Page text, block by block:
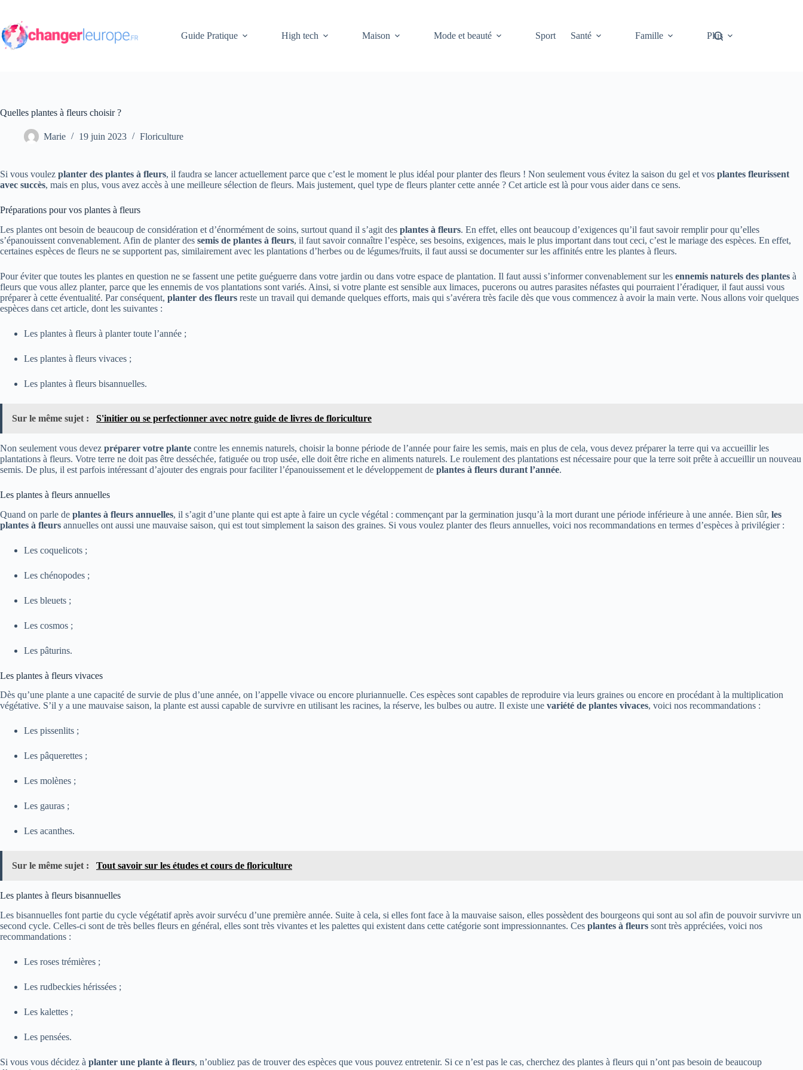
contenu
Guide Pratique
High tech Maison Mode et beauté Sport Santé Famille Plus
Quelles plantes à fleurs choisir ?
Marie 19 juin 2023 Floriculture
Si vous voulez planter des plantes à fleurs, il faudra se lancer actuellement parce que c’est le moment le plus idéal pour planter des fleurs ! Non seulement vous évitez la saison du gel et vos plantes fleurissent
avec succès, mais en plus, vous avez accès à une meilleure sélection de fleurs. Mais justement, quel type de fleurs planter cette année ? Cet article est là pour vous aider dans ce sens.
Préparations pour vos plantes à fleurs
Les plantes ont besoin de beaucoup de considération et d’énormément de soins, surtout quand il s’agit des plantes à fleurs. En effet, elles ont beaucoup d’exigences qu’il faut savoir remplir pour qu’elles
s’épanouissent convenablement. Afin de planter des semis de plantes à fleurs, il faut savoir connaître l’espèce, ses besoins, exigences, mais le plus important dans tout ceci, c’est le mariage des espèces. En effet,
certaines espèces de fleurs ne se supportent pas, similairement avec les plantations d’herbes ou de légumes/fruits, il faut aussi se documenter sur les affinités entre les plantes à fleurs.
Pour éviter que toutes les plantes en question ne se fassent une petite guéguerre dans votre jardin ou dans votre espace de plantation. Il faut aussi s’informer convenablement sur les ennemis naturels des plantes à
fleurs que vous allez planter, parce que les ennemis de vos plantations sont variés. Ainsi, si votre plante est sensible aux limaces, pucerons ou autres parasites néfastes qui pourraient l’éradiquer, il faut aussi vous
préparer à cette éventualité. Par conséquent, planter des fleurs reste un travail qui demande quelques efforts, mais qui s’avérera très facile dès que vous commencez à avoir la main verte. Nous allons voir quelques
espèces dans cet article, dont les suivantes :
Les plantes à fleurs à planter toute l’année ;
Les plantes à fleurs vivaces ;
Les plantes à fleurs bisannuelles.
Sur le même sujet : S'initier ou se perfectionner avec notre guide de livres de floriculture
Non seulement vous devez préparer votre plante contre les ennemis naturels, choisir la bonne période de l’année pour faire les semis, mais en plus de cela, vous devez préparer la terre qui va accueillir les
plantations à fleurs. Votre terre ne doit pas être desséchée, fatiguée ou trop usée, elle doit être riche en aliments naturels. Le roulement des plantations est nécessaire pour que la terre soit prête à accueillir un nouveau
semis. De plus, il est parfois intéressant d’ajouter des engrais pour faciliter l’épanouissement et le développement de plantes à fleurs durant l’année.
Les plantes à fleurs annuelles
Quand on parle de plantes à fleurs annuelles, il s’agit d’une plante qui est apte à faire un cycle végétal : commençant par la germination jusqu’à la mort durant une période inférieure à une année. Bien sûr, les
plantes à fleurs annuelles ont aussi une mauvaise saison, qui est tout simplement la saison des graines. Si vous voulez planter des fleurs annuelles, voici nos recommandations en termes d’espèces à privilégier :
Les coquelicots ;
Les chénopodes ;
Les bleuets ;
Les cosmos ;
Les pâturins.
Les plantes à fleurs vivaces
Dès qu’une plante a une capacité de survie de plus d’une année, on l’appelle vivace ou encore pluriannuelle. Ces espèces sont capables de reproduire via leurs graines ou encore en procédant à la multiplication
végétative. S’il y a une mauvaise saison, la plante est aussi capable de survivre en utilisant les racines, la réserve, les bulbes ou autre. Il existe une variété de plantes vivaces, voici nos recommandations :
Les pissenlits ;
Les pâquerettes ;
Les molènes ;
Les gauras ;
Les acanthes.
Sur le même sujet : Tout savoir sur les études et cours de floriculture
Les plantes à fleurs bisannuelles
Les bisannuelles font partie du cycle végétatif après avoir survécu d’une première année. Suite à cela, si elles font face à la mauvaise saison, elles possèdent des bourgeons qui sont au sol afin de pouvoir survivre un
second cycle. Celles-ci sont de très belles fleurs en général, elles sont très vivantes et les palettes qui existent dans cette catégorie sont impressionnantes. Ces plantes à fleurs sont très appréciées, voici nos
recommandations :
Les roses trémières ;
Les rudbeckies hérissées ;
Les kalettes ;
Les pensées.
Si vous vous décidez à planter une plante à fleurs, n’oubliez pas de trouver des espèces que vous pouvez entretenir. Si ce n’est pas le cas, cherchez des plantes à fleurs qui n’ont pas besoin de beaucoup